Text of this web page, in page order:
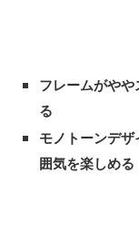
フレームがやや
る
モノトーンデ
囲気を楽しめる